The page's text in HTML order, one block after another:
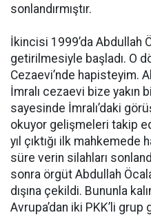
sonlandırmıştır.
İkincisi 1999’da Abdullah
getirilmesiyle başladı. O
Cezaevi’nde hapisteyim.
İmralı cezaevi bize yakın
sayesinde İmralı’daki
okuyor gelişmeleri takip
yıl çıktığı ilk mahkemede
süre verin silahları
sonra örgüt Abdullah
dışına çekildi. Bununla
Avrupa’dan iki PKK’li